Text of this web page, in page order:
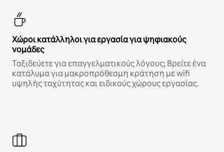
Χώροι κατάλληλοι για εργασία για ψηφιακούς
νομάδες
Ταξιδεύετε για επαγγελματικούς λόγους; Βρείτε ένα
κατάλυμα για μακροπρόθεσμη κράτηση με wifi
υψηλής ταχύτητας και ειδικούς χώρους εργασίας.